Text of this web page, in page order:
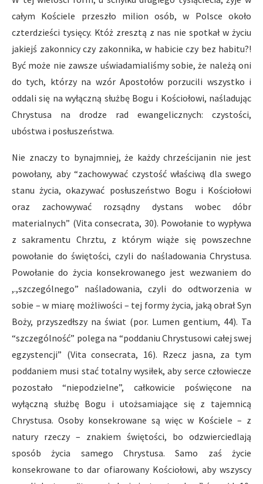
całym Kościele przeszło milion osób, w Polsce około
czterdzieści tysięcy. Któż zresztą z nas nie spotkał w życiu
jakiejś zakonnicy czy zakonnika, w habicie czy bez habitu?!
Być może nie zawsze uświadamialiśmy sobie, że należą oni
do tych, którzy na wzór Apostołów porzucili wszystko i
oddali się na wyłączną służbę Bogu i Kościołowi, naśladując
Chrystusa na drodze rad ewangelicznych: czystości,
ubóstwa i posłuszeństwa.
Nie znaczy to bynajmniej, że każdy chrześcijanin nie jest
powołany, aby “zachowywać czystość właściwą dla swego
stanu życia, okazywać posłuszeństwo Bogu i Kościołowi
oraz zachowywać rozsądny dystans wobec dóbr
materialnych” (Vita consecrata, 30). Powołanie to wypływa
z sakramentu Chrztu, z którym wiąże się powszechne
powołanie do świętości, czyli do naśladowania Chrystusa.
Powołanie do życia konsekrowanego jest wezwaniem do
,.,szczególnego” naśladowania, czyli do odtworzenia w
sobie – w miarę możliwości – tej formy życia, jaką obrał Syn
Boży, przyszedłszy na świat (por. Lumen gentium, 44). Ta
“szczególność” polega na “poddaniu Chrystusowi całej swej
egzystencji” (Vita consecrata, 16). Rzecz jasna, za tym
poddaniem musi stać totalny wysiłek, aby serce człowiecze
pozostało “niepodzielne”, całkowicie poświęcone na
wyłączną służbę Bogu i utożsamiające się z tajemnicą
Chrystusa. Osoby konsekrowane są więc w Kościele – z
natury rzeczy – znakiem świętości, bo odzwierciedlają
sposób życia samego Chrystusa. Samo zaś życie
konsekrowane to dar ofiarowany Kościołowi, aby wszyscy